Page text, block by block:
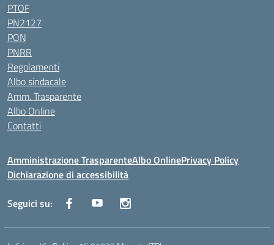
PTOF
PN2127
PON
PNRR
Regolamenti
Albo sindacale
Amm. Trasparente
Albo Online
Contatti
Amministrazione TrasparenteAlbo OnlinePrivacy Policy
Dichiarazione di accessibilità
Seguici su: